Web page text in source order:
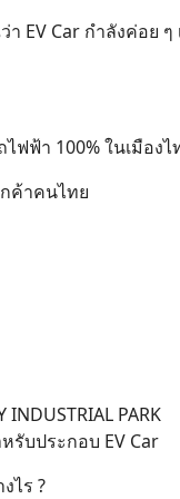
EV Car กำลังค่อย
ฟฟ้า 100% ในเมืองไ
ค้าคนไทย
PARK
รับประกอบ EV Car
ไร ?